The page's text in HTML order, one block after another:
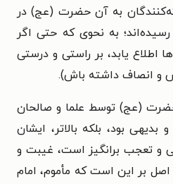
به آن حضرت (عج) در
به نحوی که حتی اگر
اطلاع یابد، بر راستی و درستی
و انصاف داشته باش).
حضرت (عج) توسط علما و صالحان
بدیهی بود، بلکه بالاتر، ایشان
و تعجب برانگیز است، غیبت و
بر این است که مأموم، امام